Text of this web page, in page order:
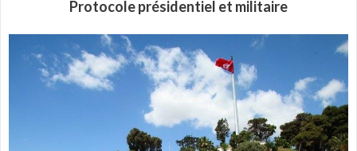
Protocole présidentiel et militaire